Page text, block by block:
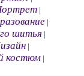
|
|
шитья
|
костюм